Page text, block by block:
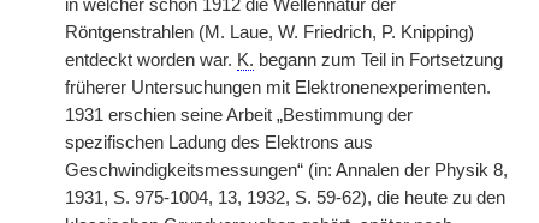
in welcher schon 1912 die Wellennatur der
Röntgenstrahlen (M. Laue, W. Friedrich, P. Knipping)
entdeckt worden war. K. begann zum Teil in Fortsetzung
früherer Untersuchungen mit Elektronenexperimenten.
1931 erschien seine Arbeit „Bestimmung der
spezifischen Ladung des Elektrons aus
Geschwindigkeitsmessungen“ (in: Annalen der Physik 8,
1931, S. 975-1004, 13, 1932, S. 59-62), die heute zu den